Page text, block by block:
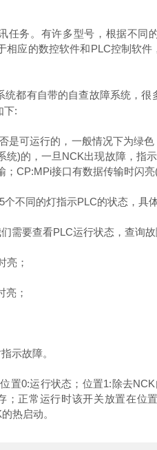
任务。有许多型号，根据不同
应的数控软件和PLC控制软
都有自带的自查故障系统，
下:
运行的，一般情况下为绿
)的，一旦NCK出现故障，
CP:MPi接口有数据传输时闪亮
不同的灯指示PLC的状态，具
要查看PLC运行状态，查询故
；
；
示故障。
0:运行状态；位置1:除去
正常运行时该开关放置在位
热启动。